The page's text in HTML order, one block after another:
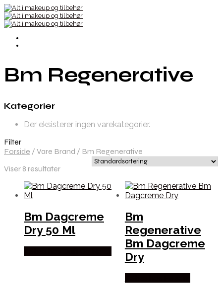
Bm Regenerative
Kategorier
Der eksisterer ingen varekategorier.
Filter
Forside / Vare Brand / Bm Regenerative
Viser 8 resultater
Bm Dagcreme
Dry 50 Ml
Bm
Regenerative
Bm Dagcreme
Dry